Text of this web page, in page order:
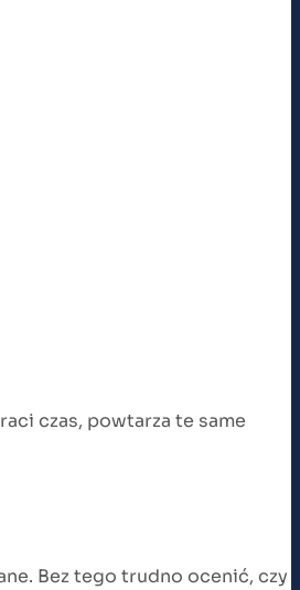
czas, powtarza te same
Bez tego trudno ocenić, czy